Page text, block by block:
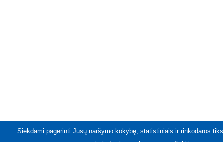
Siekdami pagerinti Jūsų naršymo kokybę, statistiniais ir rinkodaros